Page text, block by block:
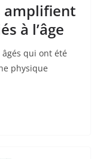
amplifient
à l’âge
âgés qui ont été
physique